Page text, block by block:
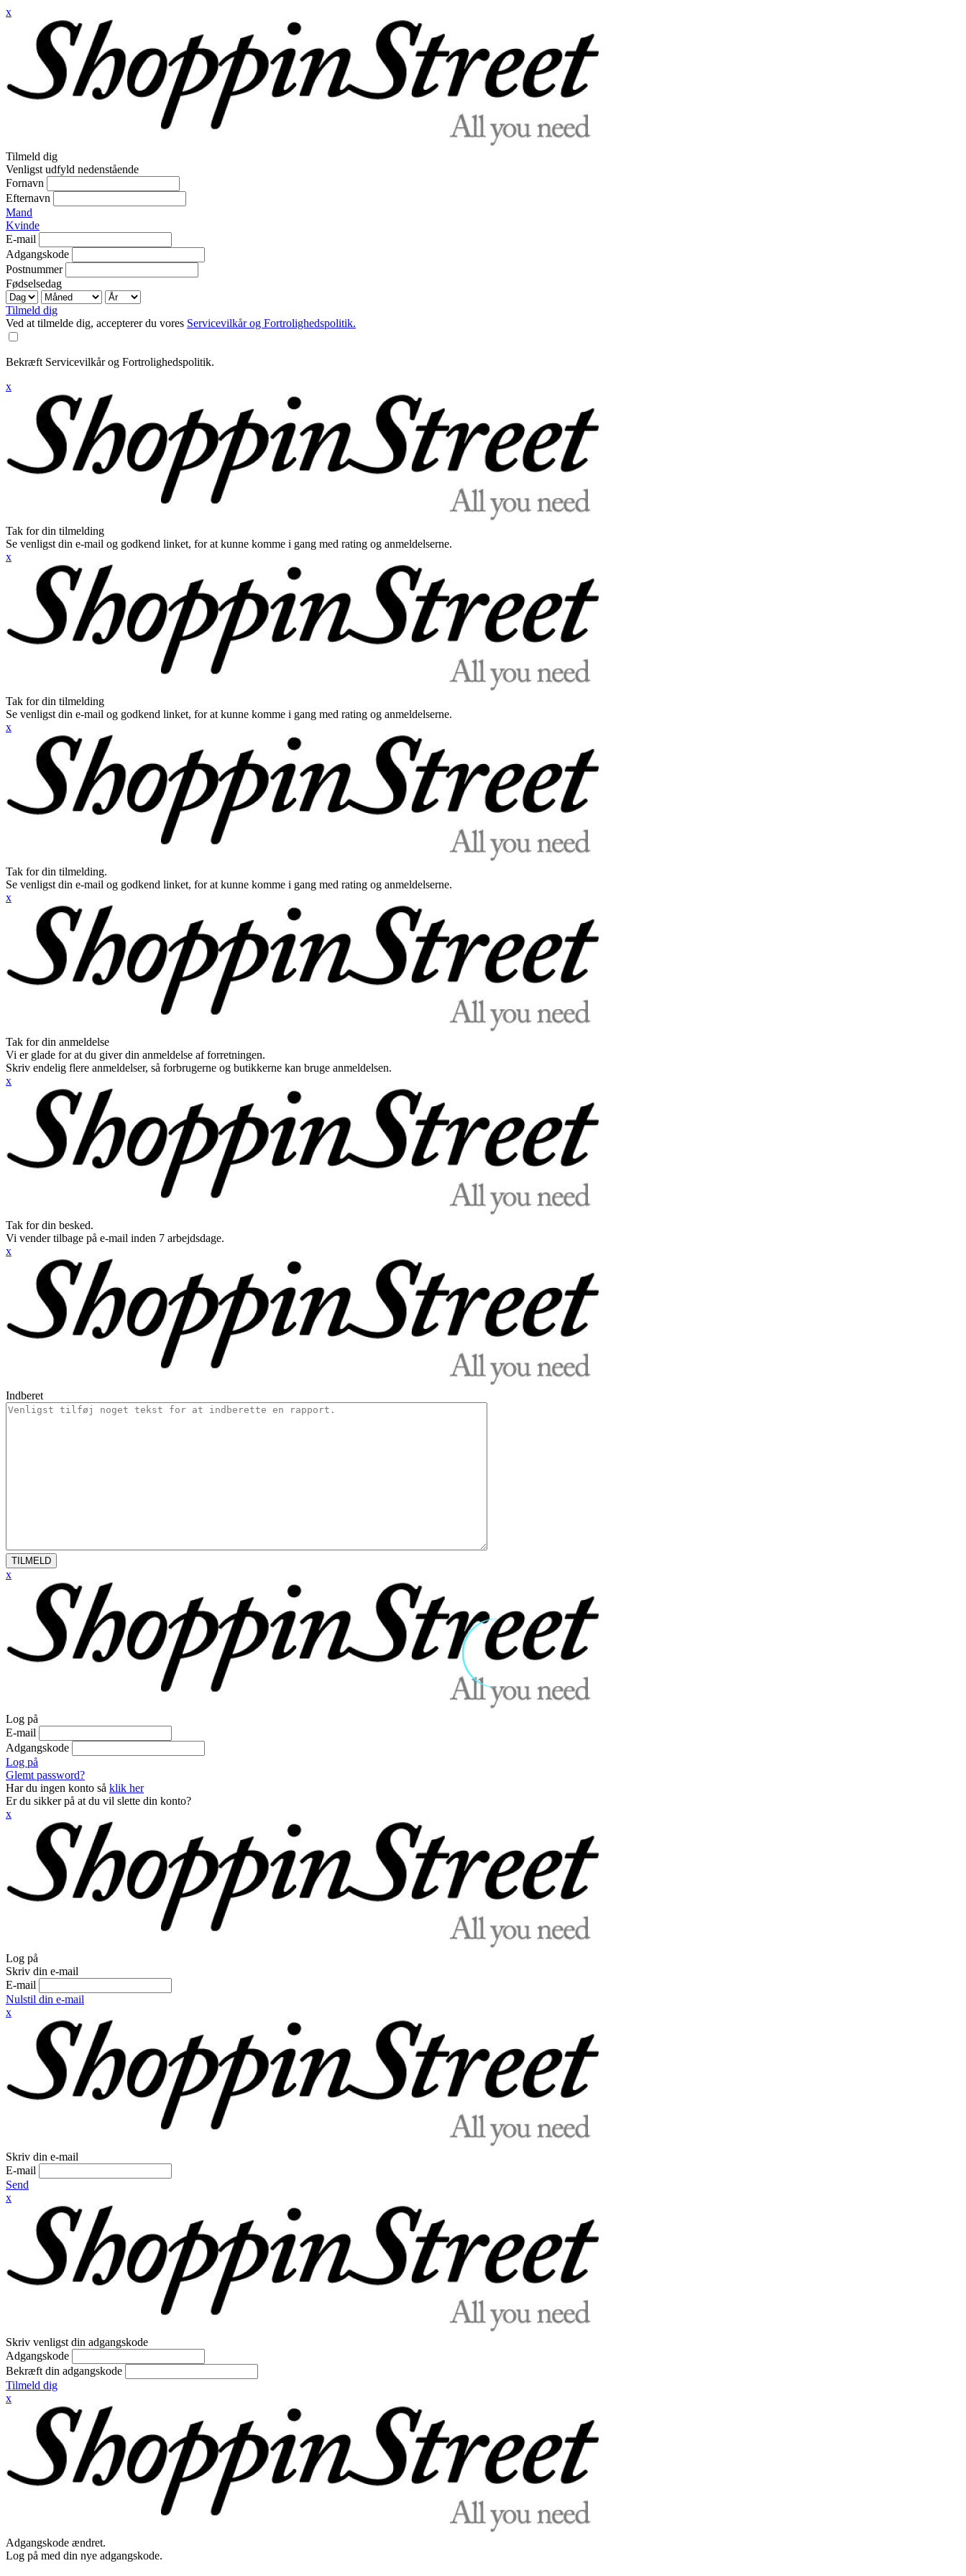
x
Tilmeld dig
Venligst udfyld nedenstående
Fornavn
Efternavn
Mand
Kvinde
E-mail
Adgangskode
Postnummer
Fødselsedag
Tilmeld dig
Ved at tilmelde dig, accepterer du vores Servicevilkår og Fortrolighedspolitik.
Bekræft Servicevilkår og Fortrolighedspolitik.
x
Tak for din tilmelding
Se venligst din e-mail og godkend linket, for at kunne komme i gang med rating og anmeldelserne.
x
Tak for din tilmelding
Se venligst din e-mail og godkend linket, for at kunne komme i gang med rating og anmeldelserne.
x
Tak for din tilmelding.
Se venligst din e-mail og godkend linket, for at kunne komme i gang med rating og anmeldelserne.
x
Tak for din anmeldelse
Vi er glade for at du giver din anmeldelse af forretningen.
Skriv endelig flere anmeldelser, så forbrugerne og butikkerne kan bruge anmeldelsen.
x
Tak for din besked.
Vi vender tilbage på e-mail inden 7 arbejdsdage.
x
Indberet
TILMELD
x
Log på
E-mail
Adgangskode
Log på
Glemt password?
Har du ingen konto så klik her
Er du sikker på at du vil slette din konto?
x
Log på
Skriv din e-mail
E-mail
Nulstil din e-mail
x
Skriv din e-mail
E-mail
Send
x
Skriv venligst din adgangskode
Adgangskode
Bekræft din adgangskode
Tilmeld dig
x
Adgangskode ændret.
Log på med din nye adgangskode.